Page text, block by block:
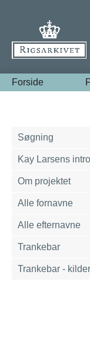
Forside
Søgning
Kay Larsens
Om projektet
Alle fornavne
Alle efternavne
Trankebar
Trankebar - kilder